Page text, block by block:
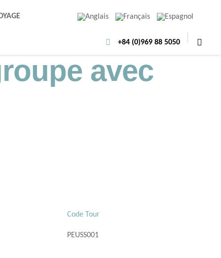
+84 (0)969 88 5050
avec
Code Tour
PEUSS001